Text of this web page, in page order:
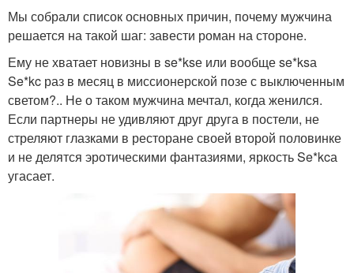
Мы собрали список основных причин, почему мужчина
решается на такой шаг: завести роман на стороне.
Ему не хватает новизны в se*ksе или вообще se*ksа
Se*kc раз в месяц в миссионерской позе с выключенным
светом?.. Не о таком мужчина мечтал, когда женился.
Если партнеры не удивляют друг друга в постели, не
стреляют глазками в ресторане своей второй половинке
и не делятся эротическими фантазиями, яркость Se*kcа
угасает.